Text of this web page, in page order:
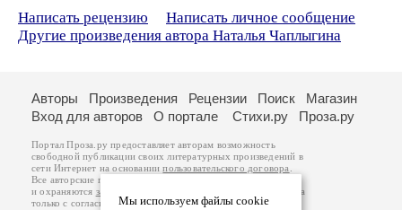
Написать рецензию
Написать личное сообщение
Другие произведения автора Наталья Чаплыгина
Мы используем файлы cookie
Авторы Произведения Рецензии Поиск
Магазин
Вход для авторов
О портале Стихи.ру Проза.ру
Портал Проза.ру предоставляет авторам возможность
свободной публикации своих литературных произведений в
сети Интернет на основаниипользовательского договора
Все авторские права на произведения принадлежат авторам
и охраняются законом
. Перепечатка произведений возможна
только с согласия его автора, к которому вы можете